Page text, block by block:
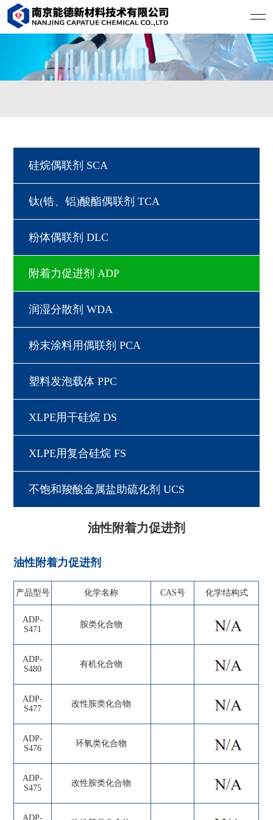
硅烷偶联剂 SCA
钛(锆、铝)酸酯偶联剂 TCA
粉体偶联剂 DLC
附着力促进剂 ADP
润湿分散剂 WDA
粉末涂料用偶联剂 PCA
塑料发泡载体 PPC
XLPE用干硅烷 DS
XLPE用复合硅烷 FS
不饱和羧酸金属盐助硫化剂 UCS
油性附着力促进剂
油性附着力促进剂
产品型号 化学名称 CAS号 化学结构式
ADP-
S471
胺类化合物
ADP-
S480
有机化合物
ADP-
S477
改性胺类化合物
ADP-
S476
环氧类化合物
ADP-
S475
改性胺类化合物
ADP-